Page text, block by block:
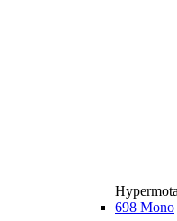
698 Mono